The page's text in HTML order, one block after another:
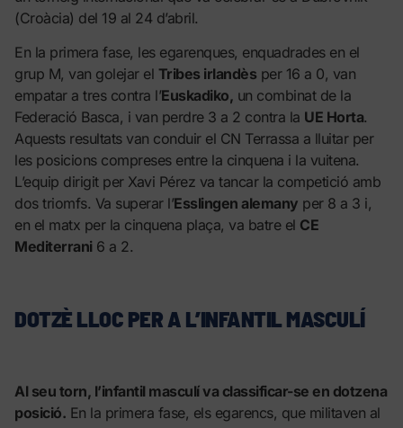
(Croàcia) del 19 al 24 d’abril.
En la primera fase, les egarenques, enquadrades en el
grup M, van golejar el Tribes irlandès per 16 a 0, van
empatar a tres contra l’Euskadiko, un combinat de la
Federació Basca, i van perdre 3 a 2 contra la UE Horta.
Aquests resultats van conduir el CN Terrassa a lluitar per
les posicions compreses entre la cinquena i la vuitena.
L’equip dirigit per Xavi Pérez va tancar la competició amb
dos triomfs. Va superar l’Esslingen alemany per 8 a 3 i,
en el matx per la cinquena plaça, va batre el CE
Mediterrani 6 a 2.
DOTZÈ LLOC PER A L’INFANTIL MASCULÍ
Al seu torn, l’infantil masculí va classificar-se en dotzena
posició. En la primera fase, els egarencs, que militaven al